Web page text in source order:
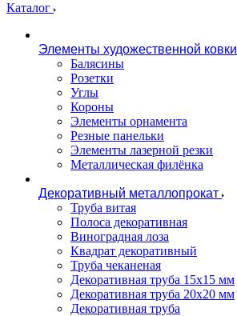
Каталог
Элементы художественной ковки
Балясины
Розетки
Углы
Короны
Элементы орнамента
Резные панельки
Элементы лазерной резки
Металлическая филёнка
Декоративный металлопрокат
Труба витая
Полоса декоративная
Виноградная лоза
Квадрат декоративный
Труба чеканеная
Декоративная труба 15х15 мм
Декоративная труба 20х20 мм
Декоративная труба